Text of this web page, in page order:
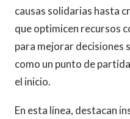
causas solidarias hasta
que optimicen recursos
para mejorar decisiones
como un punto de
el inicio.
En esta línea, destacan